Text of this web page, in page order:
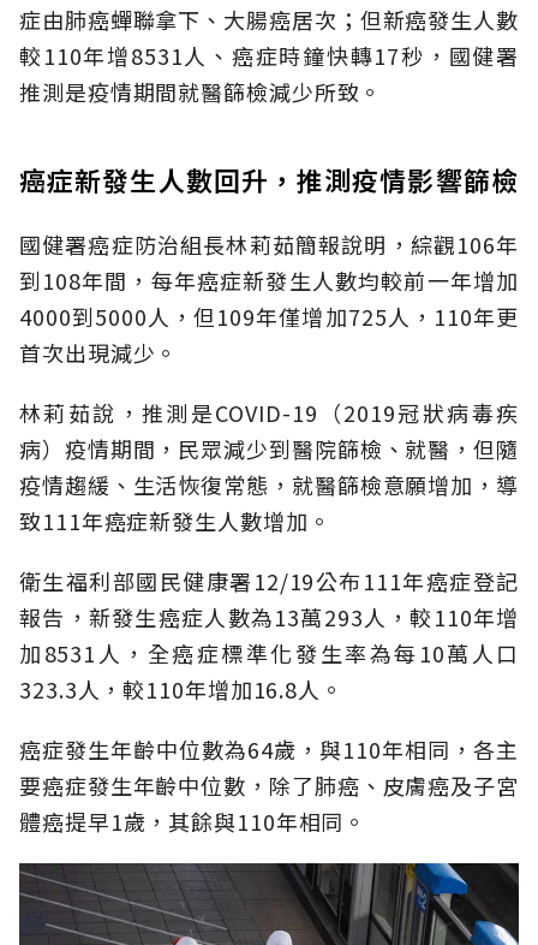
症由肺癌蟬聯拿下、大腸癌居次；但新癌發生人數
較110年增8531人、癌症時鐘快轉17秒，國健署
推測是疫情期間就醫篩檢減少所致。
癌症新發生人數回升，推測疫情影響篩檢
國健署癌症防治組長林莉茹簡報說明，綜觀106年
到108年間，每年癌症新發生人數均較前一年增加
4000到5000人，但109年僅增加725人，110年更
首次出現減少。
林莉茹說，推測是COVID-19（2019冠狀病毒疾
病）疫情期間，民眾減少到醫院篩檢、就醫，但隨
疫情趨緩、生活恢復常態，就醫篩檢意願增加，導
致111年癌症新發生人數增加。
衛生福利部國民健康署12/19公布111年癌症登記
報告，新發生癌症人數為13萬293人，較110年增
加8531人，全癌症標準化發生率為每10萬人口
323.3人，較110年增加16.8人。
癌症發生年齡中位數為64歲，與110年相同，各主
要癌症發生年齡中位數，除了肺癌、皮膚癌及子宮
體癌提早1歲，其餘與110年相同。